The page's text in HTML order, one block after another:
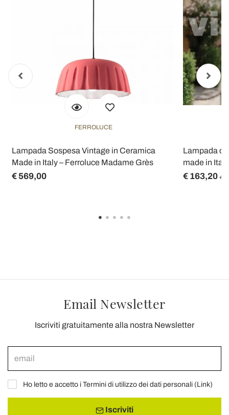
FERROLUCE
Lampada Sospesa Vintage in Ceramica
Made in Italy – Ferroluce Madame Grès
€ 569,00
Lampada
made in
€ 163,20 €
Email Newsletter
Iscriviti gratuitamente alla nostra Newsletter
Ho letto e accetto i Termini di utilizzo dei dati personali (Link)
Iscriviti